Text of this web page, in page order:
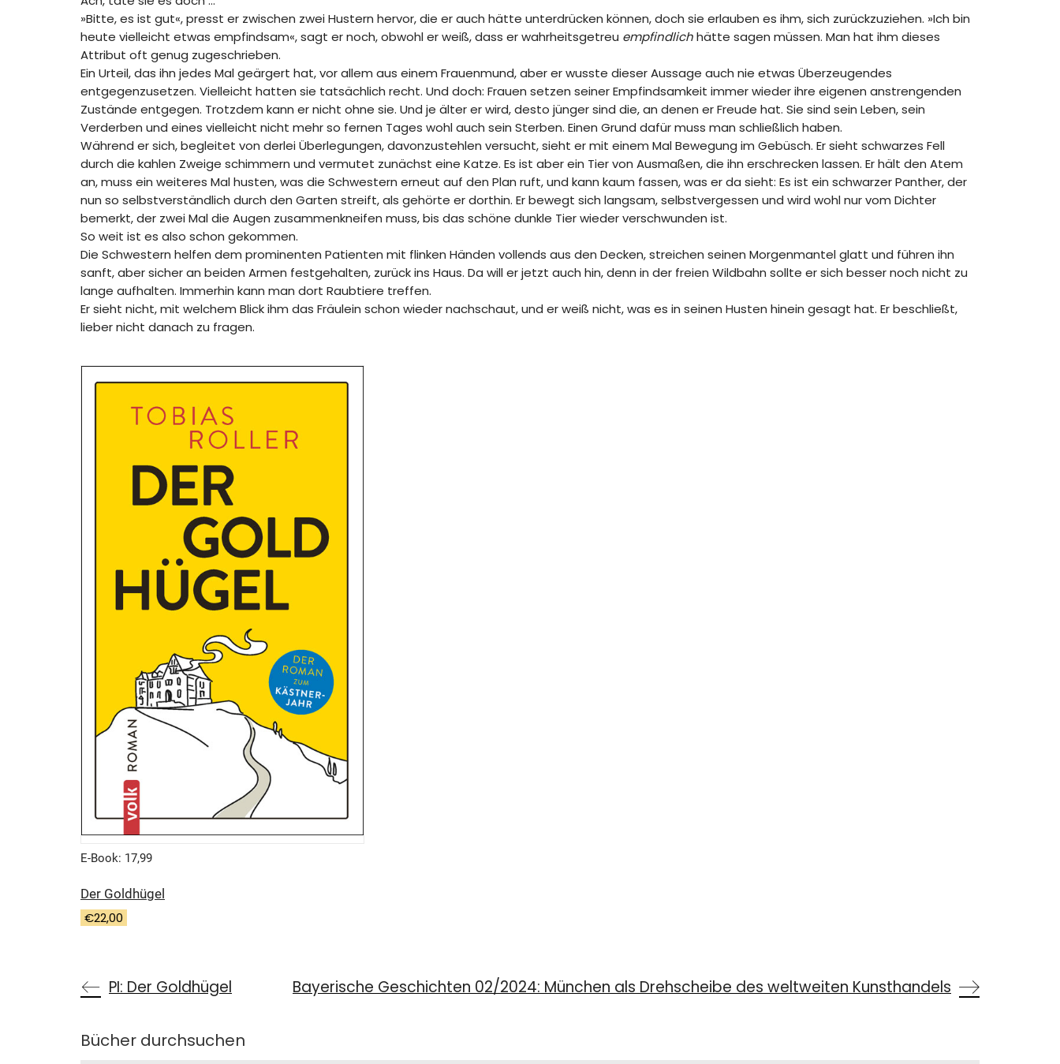
»Bitte, es ist gut«, presst er zwischen zwei Hustern hervor, die er auch hätte unterdrücken können, doch sie erlauben es ihm, sich zurückzuziehen. »Ich bin
heute vielleicht etwas empfindsam«, sagt er noch, obwohl er weiß, dass er wahrheitsgetreu empfindlichhätte sagen müssen. Man hat ihm dieses
Attribut oft genug zugeschrieben.
Ein Urteil, das ihn jedes Mal geärgert hat, vor allem aus einem Frauenmund, aber er wusste dieser Aussage auch nie etwas Überzeugendes
entgegenzusetzen. Vielleicht hatten sie tatsächlich recht. Und doch: Frauen setzen seiner Empfindsamkeit immer wieder ihre eigenen anstrengenden
Zustände entgegen. Trotzdem kann er nicht ohne sie. Und je älter er wird, desto jünger sind die, an denen er Freude hat. Sie sind sein Leben, sein
Verderben und eines vielleicht nicht mehr so fernen Tages wohl auch sein Sterben. Einen Grund dafür muss man schließlich haben.
Während er sich, begleitet von derlei Überlegungen, davonzustehlen versucht, sieht er mit einem Mal Bewegung im Gebüsch. Er sieht schwarzes Fell
durch die kahlen Zweige schimmern und vermutet zunächst eine Katze. Es ist aber ein Tier von Ausmaßen, die ihn erschrecken lassen. Er hält den Atem
an, muss ein weiteres Mal husten, was die Schwestern erneut auf den Plan ruft, und kann kaum fassen, was er da sieht: Es ist ein schwarzer Panther, der
nun so selbstverständlich durch den Garten streift, als gehörte er dorthin. Er bewegt sich langsam, selbstvergessen und wird wohl nur vom Dichter
bemerkt, der zwei Mal die Augen zusammenkneifen muss, bis das schöne dunkle Tier wieder verschwunden ist.
So weit ist es also schon gekommen.
Die Schwestern helfen dem prominenten Patienten mit flinken Händen vollends aus den Decken, streichen seinen Morgenmantel glatt und führen ihn
sanft, aber sicher an beiden Armen festgehalten, zurück ins Haus. Da will er jetzt auch hin, denn in der freien Wildbahn sollte er sich besser noch nicht zu
lange aufhalten. Immerhin kann man dort Raubtiere treffen.
Er sieht nicht, mit welchem Blick ihm das Fräulein schon wieder nachschaut, und er weiß nicht, was es in seinen Husten hinein gesagt hat. Er beschließt,
lieber nicht danach zu fragen.
E-Book: 17,99
Der Goldhügel
€22,00
PI: Der Goldhügel Bayerische Geschichten 02/2024: München als Drehscheibe des weltweiten Kunsthandels
Bücher durchsuchen